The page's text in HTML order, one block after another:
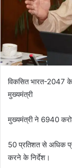
i
l
विकसित भारत-2047
मुख्यमंत्री
मुख्यमंत्री ने 6940
50 प्रतिशत से अधिक
करने के निर्देश।